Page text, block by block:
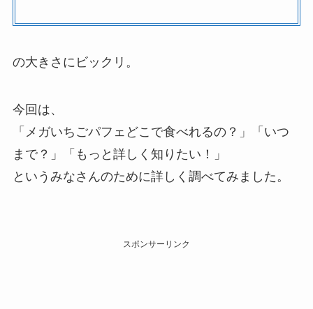
の大きさにビックリ。
今回は、
「メガいちごパフェどこで食べれるの？」「いつ
まで？」「もっと詳しく知りたい！」
というみなさんのために詳しく調べてみました。
スポンサーリンク